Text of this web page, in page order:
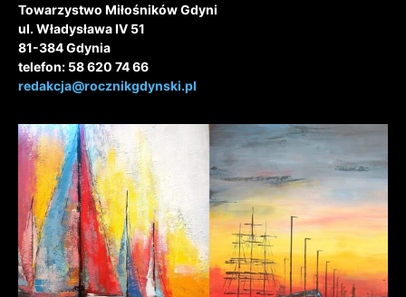
Towarzystwo Miłośników Gdyni
ul. Władysława IV 51
81-384 Gdynia
telefon: 58 620 74 66
redakcja@rocznikgdynski.pl